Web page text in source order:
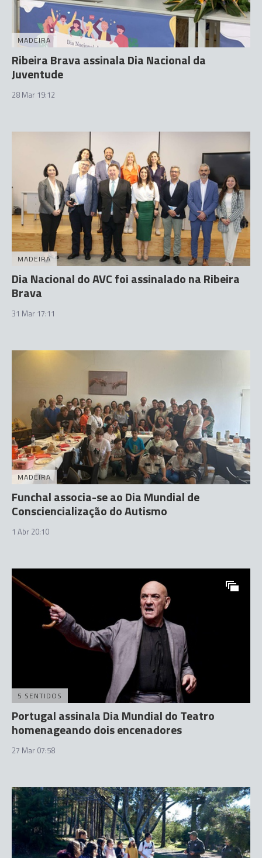
MADEIRA
Ribeira Brava assinala Dia Nacional da
Juventude
28 Mar 19:12
MADEIRA
Dia Nacional do AVC foi assinalado na Ribeira
Brava
31 Mar 17:11
MADEIRA
Funchal associa-se ao Dia Mundial de
Consciencialização do Autismo
1 Abr 20:10
5 SENTIDOS
Portugal assinala Dia Mundial do Teatro
homenageando dois encenadores
27 Mar 07:58